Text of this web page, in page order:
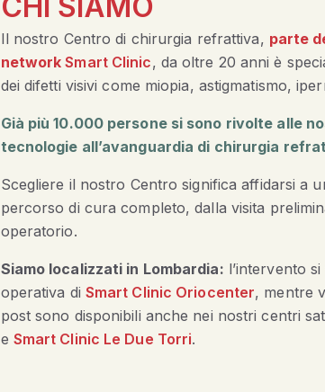
Il nostro Centro di chirurgia refrattiva, parte
networkSmart Clinic, da oltre 20 anni è
dei difetti visivi come miopia, astigmatismo,
Già più 10.000 persone si sono rivolte alle
tecnologie all’avanguardia di chirurgia
Scegliere il nostro Centro significa affidarsi a
percorso di cura completo, dalla visita
operatorio.
Siamo localizzati in Lombardia: l’intervento
operativa di Smart Clinic Oriocenter, mentre
post sono disponibili anche nei nostri centri
e Smart Clinic Le Due Torri.